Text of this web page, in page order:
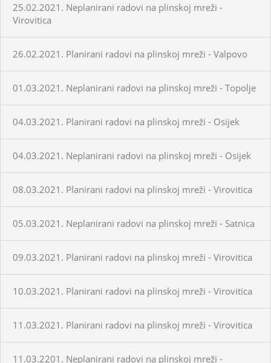
25.02.2021. Neplanirani radovi na plinskoj mreži -
Virovitica
26.02.2021. Planirani radovi na plinskoj mreži - Valpovo
01.03.2021. Neplanirani radovi na plinskoj mreži - Topolje
04.03.2021. Planirani radovi na plinskoj mreži - Osijek
04.03.2021. Neplanirani radovi na plinskoj mreži - Osijek
08.03.2021. Planirani radovi na plinskoj mreži - Virovitica
05.03.2021. Neplanirani radovi na plinskoj mreži - Satnica
09.03.2021. Planirani radovi na plinskoj mreži - Virovitica
10.03.2021. Planirani radovi na plinskoj mreži - Virovitica
11.03.2021. Planirani radovi na plinskoj mreži - Virovitica
11.03.2201. Neplanirani radovi na plinskoj mreži -